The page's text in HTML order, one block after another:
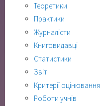
Теоретики
Практики
Журналісти
Книговидавці
Статистики
Звіт
Критерії оцінювання
Роботи учнів